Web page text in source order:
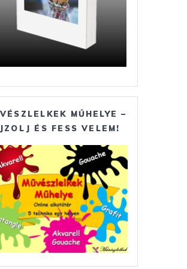
MŰHELYE –
ÉS FESS VELEM!